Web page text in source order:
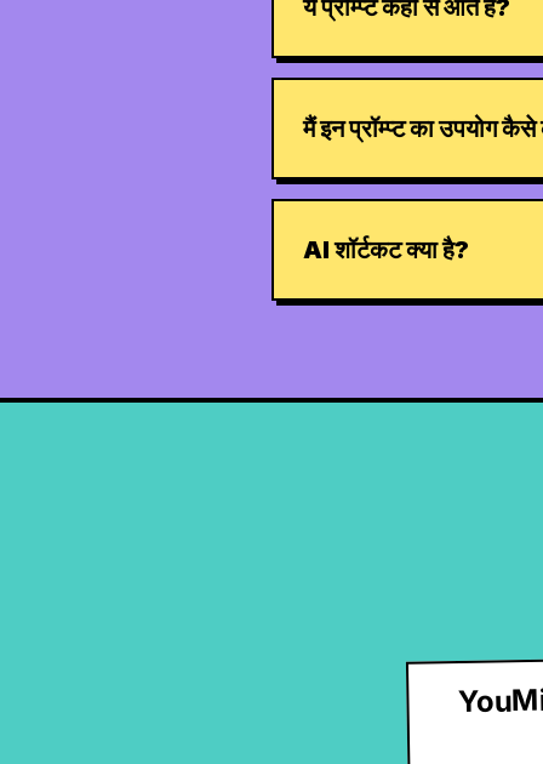
ये प्रॉम्प्ट कहाँ से आते हैं?
मैं इन प्रॉम्प्ट का उपयोग
AI शॉर्टकट क्या है?